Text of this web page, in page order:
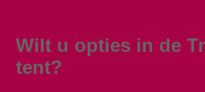
Wilt u opties in de
tent?